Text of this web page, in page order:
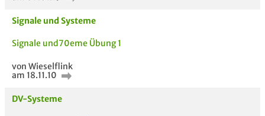
Signale und Systeme
Signale und70eme Übung 1
von Wieselflink
am 18.11.10
DV-Systeme